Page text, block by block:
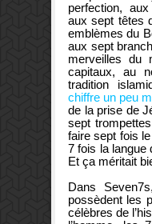
perfection,
aux sept têtes
emblèmes du
aux sept
merveilles du
capitaux, au
tradition
chiffre un peu
de la prise de
sept
faire sept fois
7 fois la
Et ça méritait
Dans
Seven7s,
possèdent les
célèbres de